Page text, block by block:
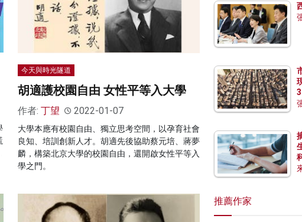
今天與時光隧道
胡適護校園自由 女性平等入大學
作者: 丁望 2022-01-07
大學本應有校園自由、獨立思考空間，以孕育社會
良知、培訓創新人才。胡適先後協助蔡元培、蔣夢
麟，構築北京大學的校園自由，還開啟女性平等入
學之門。
推薦作家